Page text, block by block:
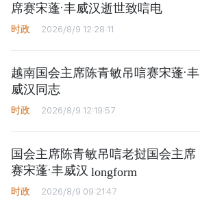
席赛宋蓬·丰威汉逝世致唁电
时政 2026/8/9 12:28:11
越南国会主席陈青敏吊唁赛宋蓬·丰
威汉同志
时政 2026/8/9 12:19:57
国会主席陈青敏吊唁老挝国会主席
赛宋蓬·丰威汉 longform
时政 2026/8/9 09:21:47